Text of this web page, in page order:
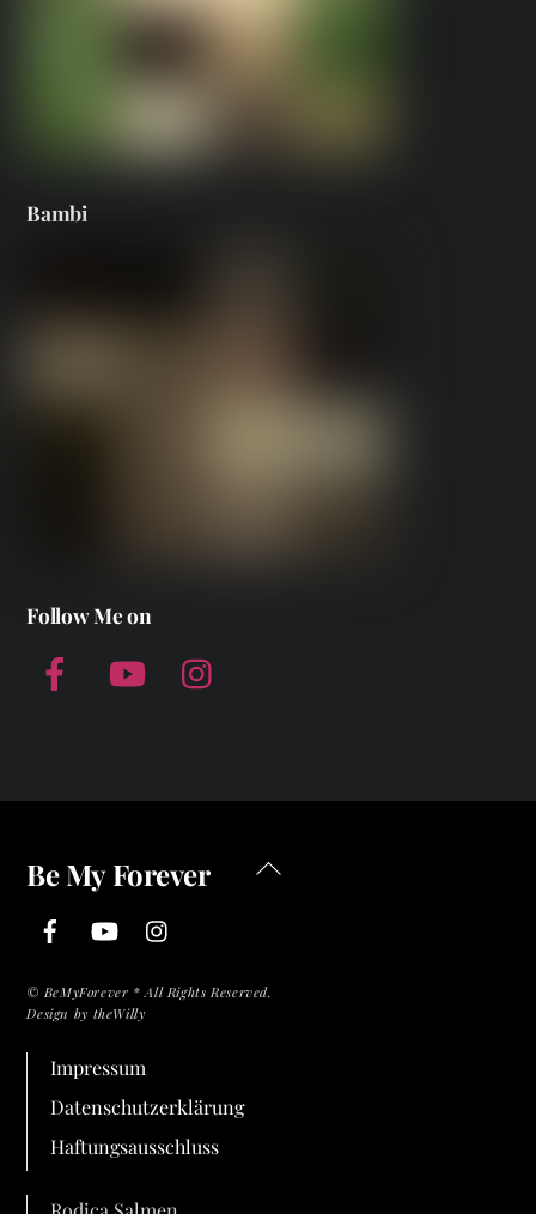
Bambi
Follow Me on
YouTube
Back
Be My Forever
FacebookYouTube
© BeMyForever * All Rights Reserved.
Design by theWilly
Impressum
Datenschutzerklärung
Haftungsausschluss